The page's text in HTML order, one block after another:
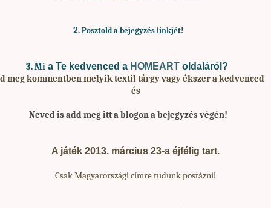
2. Posztold a bejegyzés linkjét!
3. Mi a Te kedvenced a HOMEART oldaláról?
meg kommentben melyik textil tárgy vagy ékszer a kedvenced
és
Neved is add meg itt a blogon a bejegyzés végén!
A játék 2013. március 23-a éjfélig tart.
Csak Magyarországi címre tudunk postázni!